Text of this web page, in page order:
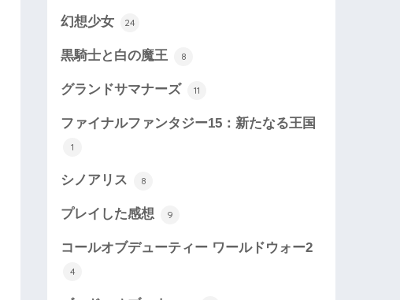
幻想少女 24
黒騎士と白の魔王 8
グランドサマナーズ 11
ファイナルファンタジー15：新たなる王国
1
シノアリス 8
プレイした感想 9
コールオブデューティー ワールドウォー2
4